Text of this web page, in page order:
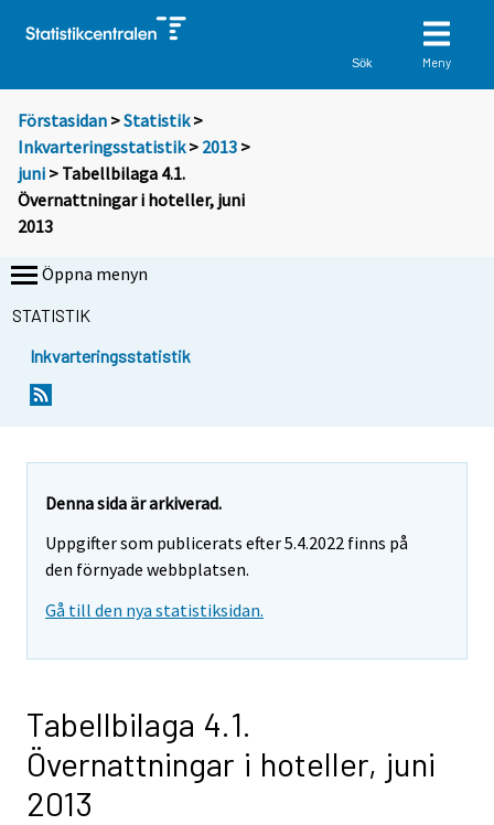
Sök Meny
Förstasidan >Statistik >
Inkvarteringsstatistik> 2013 >
juni > Tabellbilaga 4.1.
Övernattningar i hoteller, juni
2013
Öppna menyn
STATISTIK
Inkvarteringsstatistik
Denna sida är arkiverad.
Uppgifter som publicerats efter 5.4.2022 finns på
den förnyade webbplatsen.
Gå till den nya statistiksidan.
Tabellbilaga 4.1.
Övernattningar i hoteller, juni
2013